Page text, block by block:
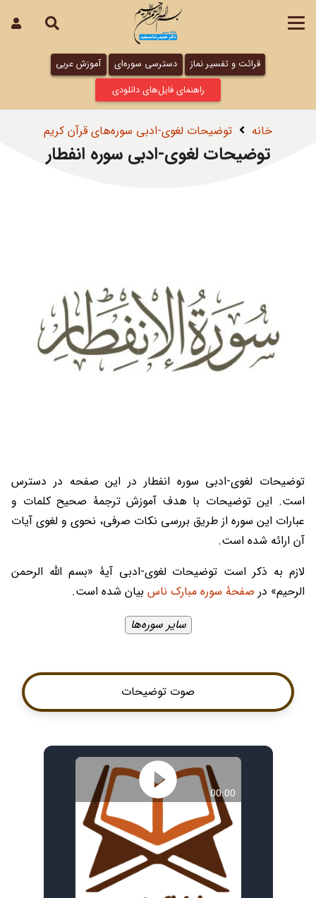
قرائت و تفسیر نماز دسترسی سوره‌ای
آموزش عربی
راهنمای فایل‌های دانلودی
خانه توضیحات لغوی-ادبی سوره‌های قرآن کریم
توضیحات لغوی-ادبی سوره انفطار
توضیحات لغوی-ادبی سوره انفطار در این صفحه در دسترس
است. این توضیحات با هدف آموزش ترجمۀ صحیح کلمات و
عبارات این سوره از طریق بررسی نکات صرفی، نحوی و لغوی آیات
آن ارائه شده است.
لازم به ذکر است توضیحات لغوی-ادبی آیۀ «بسم الله الرحمن
الرحیم» در صفحۀ سوره مبارک ناس بیان شده است.
سایر سوره‌ها
صوت توضیحات